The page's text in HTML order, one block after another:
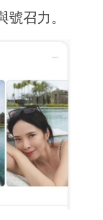
號召力。